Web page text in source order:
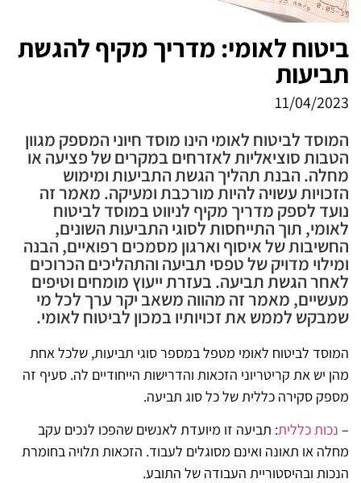
ביטוח לאומי: מדריך מקיף להגשת
תביעות
11/04/2023
המוסד לביטוח לאומי הינו מוסד חיוני המספק מגוון
הטבות סוציאליות לאזרחים במקרים של פציעה או
מחלה. הבנת תהליך הגשת התביעות ומימוש
הזכויות עשויה להיות מורכבת ומעיקה. מאמר זה
נועד לספק מדריך מקיף לניווט במוסד לביטוח
לאומי, תוך התייחסות לסוגי התביעות השונים,
החשיבות של איסוף וארגון מסמכים רפואיים, הבנה
ומילוי מדויק של טפסי תביעה והתהליכים הכרוכים
לאחר הגשת תביעה. בעזרת ייעוץ מומחים וטיפים
מעשיים, מאמר זה מהווה משאב יקר ערך לכל מי
שמבקש לממש את זכויותיו במכון לביטוח לאומי.
המוסד לביטוח לאומי מטפל במספר סוגי תביעות, שלכל אחת
מהן יש את קריטריוני הזכאות והדרישות הייחודיים לה. סעיף זה
מספק סקירה כללית של כל סוג תביעה.
– נכות כללית: תביעה זו מיועדת לאנשים שהפכו לנכים עקב
מחלה או תאונה ואינם מסוגלים לעבוד. הזכאות תלויה בחומרת
הנכות ובהיסטוריית העבודה של התובע.